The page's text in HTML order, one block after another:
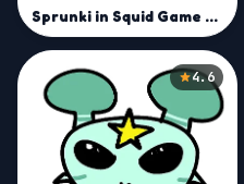
Sprunki in Squid Game Chamber
4.6